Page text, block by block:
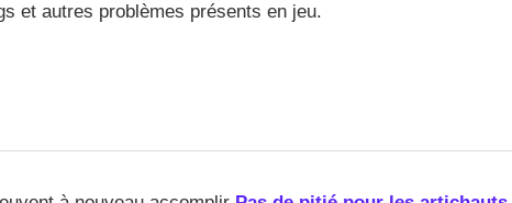
et autres problèmes présents en jeu.